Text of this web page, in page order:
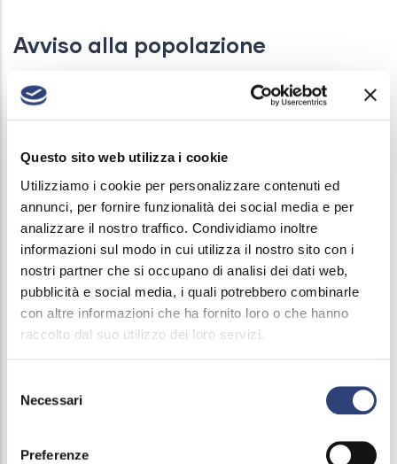
Questo sito web utilizza i cookie
Utilizziamo i cookie per personalizzare contenuti ed
annunci, per fornire funzionalità dei social media e per
analizzare il nostro traffico. Condividiamo inoltre
informazioni sul modo in cui utilizza il nostro sito con i
nostri partner che si occupano di analisi dei dati web,
pubblicità e social media, i quali potrebbero combinarle
con altre informazioni che ha fornito loro o che hanno
raccolto dal suo utilizzo dei loro servizi.
delNecessari
Preferenze
Avviso alla popolazione
AVVISI
residenti nei Comuni della Bassa Bresciana
Orientale, si comunica che ATS ha in corso azioni di
indagine epidemiologica ed ambientale per
individuare possibili collegamenti tra i diversi casi.
Si invita la popolazione, a scopo precauzionale, ad
attivare misure preventive come indicato dell'ATS di